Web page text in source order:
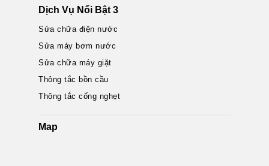
Dịch Vụ Nổi Bật 3
Sửa chữa điện nước
Sửa máy bơm nước
Sửa chữa máy giặt
Thông tắc bồn cầu
Thông tắc cống nghẹt
Map